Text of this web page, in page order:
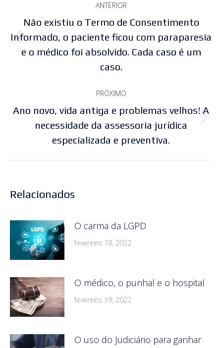
de
post:
ANTERIOR
Post
anterior:
Não existiu o Termo de Consentimento
Informado, o paciente ficou com paraparesia
e o médico foi absolvido. Cada caso é um
caso.
PRÓXIMO
Próximo
post:
Ano novo, vida antiga e problemas velhos! A
necessidade da assessoria jurídica
especializada e preventiva.
Relacionados
O carma da LGPD
fevereiro 19, 2022
O médico, o punhal e o hospital
fevereiro 19, 2022
O uso do Judiciário para ganhar